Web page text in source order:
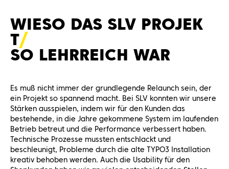
WIESO DAS SLV PROJEK
T
SO LEHRREICH WAR
Es muß nicht immer der grundlegende Relaunch sein, der
ein Projekt so spannend macht. Bei SLV konnten wir unsere
Stärken ausspielen, indem wir für den Kunden das
bestehende, in die Jahre gekommene System im laufenden
Betrieb betreut und die Performance verbessert haben.
Technische Prozesse mussten entschlackt und
beschleunigt, Probleme durch die alte TYPO3 Installation
kreativ behoben werden. Auch die Usability für den